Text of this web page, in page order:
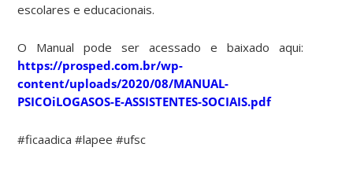
escolares e educacionais.
O Manual pode ser acessado e baixado aqui:
https://prosped.com.br/wp-
content/uploads/2020/08/MANUAL-
PSICOiLOGASOS-E-ASSISTENTES-SOCIAIS.pdf
#ficaadica #lapee #ufsc